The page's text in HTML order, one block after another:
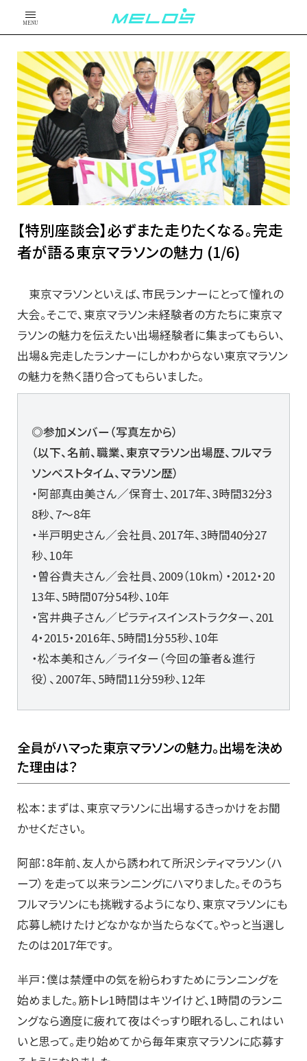
MENU
【特別座談会】必ずまた走りたくなる。完走
者が語る東京マラソンの魅力 (1/6)
東京マラソンといえば、市民ランナーにとって憧れの
大会。そこで、東京マラソン未経験者の方たちに東京マ
ラソンの魅力を伝えたい出場経験者に集まってもらい、
出場＆完走したランナーにしかわからない東京マラソン
の魅力を熱く語り合ってもらいました。
◎参加メンバー（写真左から）
（以下、名前、職業、東京マラソン出場歴、フルマラ
ソンベストタイム、マラソン歴）
・阿部真由美さん／保育士、2017年、3時間32分3
8秒、7～8年
・半戸明史さん／会社員、2017年、3時間40分27
秒、10年
・曽谷貴夫さん／会社員、2009（10km）・2012・20
13年、5時間07分54秒、10年
・宮井典子さん／ピラティスインストラクター、201
4・2015・2016年、5時間1分55秒、10年
・松本美和さん／ライター（今回の筆者＆進行
役）、2007年、5時間11分59秒、12年
全員がハマった東京マラソンの魅力。出場を決め
た理由は？
松本：まずは、東京マラソンに出場するきっかけをお聞
かせください。
阿部：8年前、友人から誘われて所沢シティマラソン（ハ
ーフ）を走って以来ランニングにハマりました。そのうち
フルマラソンにも挑戦するようになり、東京マラソンにも
応募し続けたけどなかなか当たらなくて。やっと当選し
たのは2017年です。
半戸：僕は禁煙中の気を紛らわすためにランニングを
始めました。筋トレ1時間はキツイけど、1時間のランニ
ングなら適度に疲れて夜はぐっすり眠れるし、これはい
いと思って。走り始めてから毎年東京マラソンに応募す